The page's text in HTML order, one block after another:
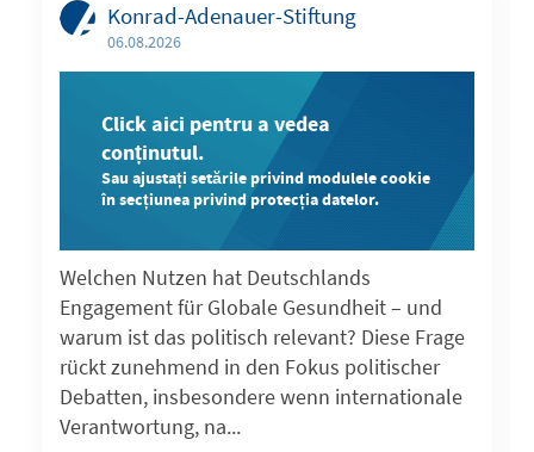
Konrad-Adenauer-Stiftung
06.08.2026
Click aici pentru a vedea
conținutul.
Sau ajustați setările privind modulele cookie
în secțiunea privind protecția datelor.
Welchen Nutzen hat Deutschlands
Engagement für Globale Gesundheit – und
warum ist das politisch relevant? Diese Frage
rückt zunehmend in den Fokus politischer
Debatten, insbesondere wenn internationale
Verantwortung, na...